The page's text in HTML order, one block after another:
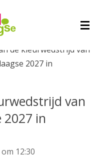
de kleurwedstrijd van
2027 in
van
2027 in
12:30